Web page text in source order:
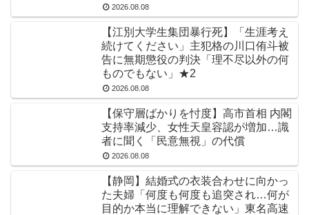
2026.08.08
【江別大学生集団暴行死】「生涯考え
続けてください」主犯格の川口侑斗被
告に無期懲役の判決「理不尽以外の何
ものでもない」★2
2026.08.08
【保守層ばかりを忖度】高市首相 内閣
支持率減少、女性天皇容認が増加…識
者に聞く「民意無視」の代償
2026.08.08
【静岡】結婚式の衣装合わせに向かっ
た夫婦「何度も何度も追突され…何が
目的か本当に理解できない」東名高速